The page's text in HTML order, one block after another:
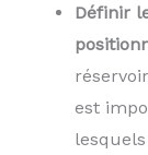
Définir
est